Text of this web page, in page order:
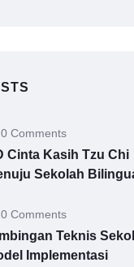
0 Comments
Cinta Kasih Tzu Chi
Sekolah
0 Comments
Teknis
Implementasi